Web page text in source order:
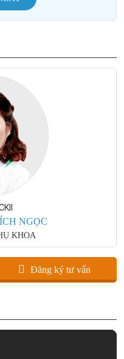
NGỌC
KHOA
Đăng ký tư vấn